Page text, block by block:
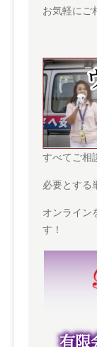
お気軽にご
すべてご相
必要とする
オンライン
す！